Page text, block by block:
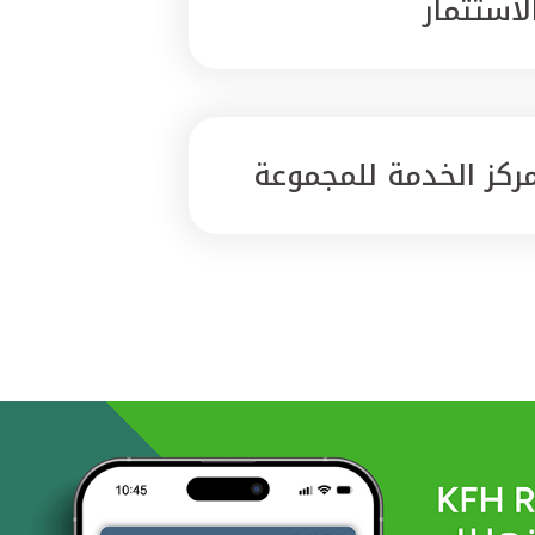
الخدمة للمجموعة